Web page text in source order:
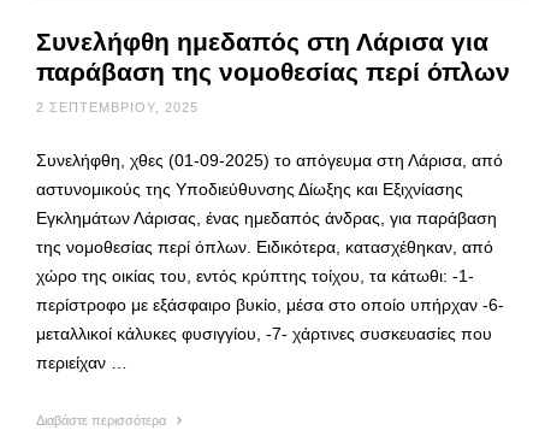
Συνελήφθη ημεδαπός στη Λάρισα για
παράβαση της νομοθεσίας περί όπλων
2 ΣΕΠΤΕΜΒΡΊΟΥ, 2025
Συνελήφθη, χθες (01-09-2025) το απόγευμα στη Λάρισα, από
αστυνομικούς της Υποδιεύθυνσης Δίωξης και Εξιχνίασης
Εγκλημάτων Λάρισας, ένας ημεδαπός άνδρας, για παράβαση
της νομοθεσίας περί όπλων. Ειδικότερα, κατασχέθηκαν, από
χώρο της οικίας του, εντός κρύπτης τοίχου, τα κάτωθι: -1-
περίστροφο με εξάσφαιρο βυκίο, μέσα στο οποίο υπήρχαν -6-
μεταλλικοί κάλυκες φυσιγγίου, -7- χάρτινες συσκευασίες που
περιείχαν …
Διαβάστε περισσότερα